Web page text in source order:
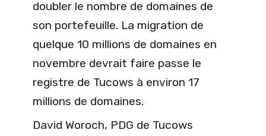
doubler le nombre de domaines de
son portefeuille. La migration de
quelque 10 millions de domaines en
novembre devrait faire passe le
registre de Tucows à environ 17
millions de domaines.
David Woroch, PDG de Tucows